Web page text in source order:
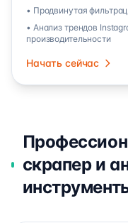
• Продвинутая
• Анализ трендов
производительности
Начать сейчас
скрапер и